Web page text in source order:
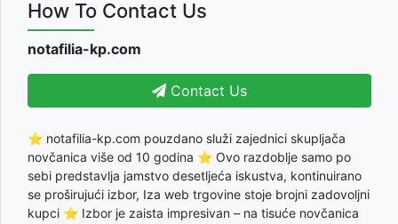
How To Contact Us
notafilia-kp.com
Contact Us
⭐ notafilia-kp.com pouzdano služi zajednici skupljača
novčanica više od 10 godina ⭐ Ovo razdoblje samo po
sebi predstavlja jamstvo desetljeća iskustva, kontinuirano
se proširujući izbor, Iza web trgovine stoje brojni zadovoljni
kupci ⭐ Izbor je zaista impresivan – na tisuće novčanica